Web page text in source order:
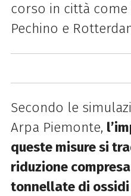
corso in città come
Pechino e
Secondo le
Arpa Piemonte,
queste misure si
riduzione
tonnellate di